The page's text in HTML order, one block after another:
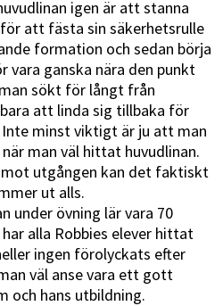
igen är att stanna
att fästa sin säkerhetsrulle
formation och sedan börja
vara ganska nära den punkt
sökt för långt från
att linda sig tillbaka för
minst viktigt är ju att man
man väl hittat huvudlinan.
utgången kan det faktiskt
ut alls.
under övning lär vara 70
alla Robbies elever hittat
ingen förolyckats efter
väl anse vara ett gott
och hans utbildning.